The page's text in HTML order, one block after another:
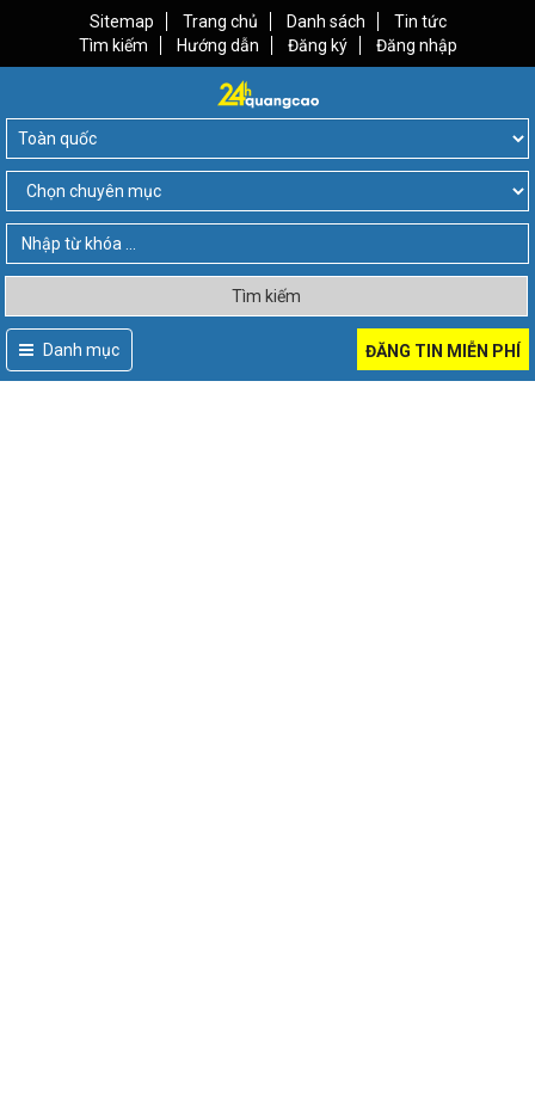
Sitemap Trang chủ Danh sách
Tin tức
Tìm kiếm
Hướng dẫn Đăng ký Đăng nhập
Tìm kiếm
Danh mục ĐĂNG TIN MIỄN PHÍ